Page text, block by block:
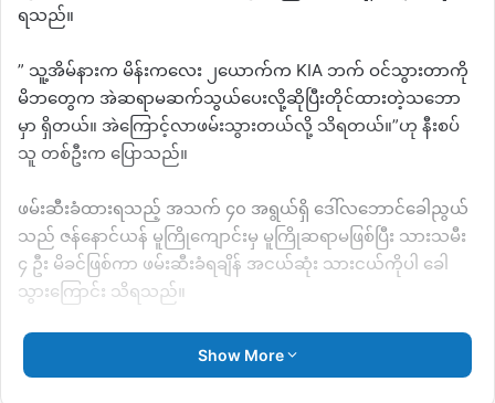
ရသည်။
” သူ့အိမ်နားက မိန်းကလေး ၂ယောက်က KIA ဘက် ဝင်သွားတာကို
မိဘတွေ‌က အဲဆရာမဆက်သွယ်ပေးလို့ဆိုပြီးတိုင်ထားတဲ့သဘော
မှာ ရှိတယ်။ အဲကြောင့်လာဖမ်းသွားတယ်လို့ သိရတယ်။”ဟု နီးစပ်
သူ တစ်ဦးက ပြောသည်။
ဖမ်းဆီးခံထားရသည့် အသက် ၄၀ အရွယ်ရှိ ဒေါ်လဘောင်ခေါညွယ်
သည် ဇန်နောင်ယန် မူကြိုကျောင်းမှ မူကြိုဆရာမဖြစ်ပြီး သားသမီး
၄ ဦး မိခင်ဖြစ်ကာ ဖမ်းဆီးခံရချိန် အငယ်ဆုံး သားငယ်ကိုပါ ခေါ
သွားကြောင်း သိရသည်။
“လာဖမ်းတာတော့ အဲဆရာမ တစ်ယောက်ကိုဘဲ ဖမ်းတာဟုတ်တယ်
ကလေးတော့ မဖမ်းဘူး။ ဒါပေမယ့် ကလေးကလည်း ငယ်သေး
Show More